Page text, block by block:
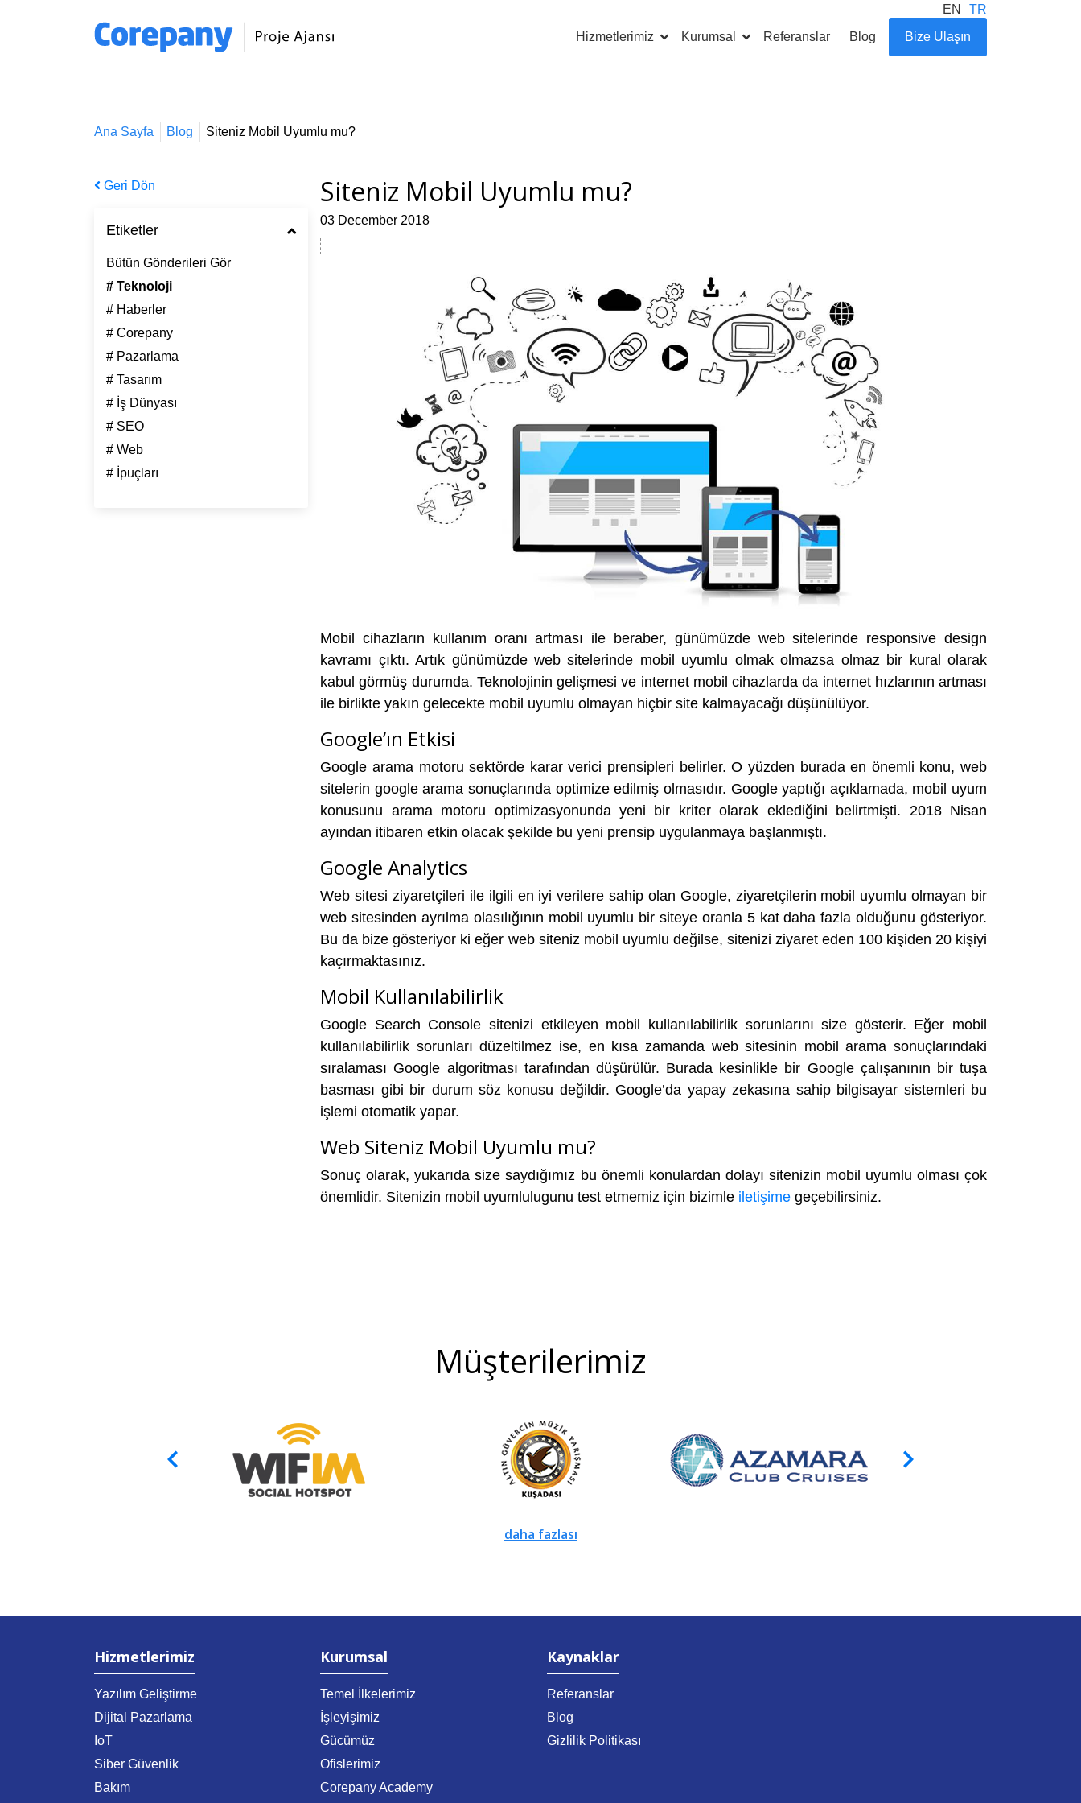
Hizmetlerimiz Kurumsal Referanslar Blog
EN
TR
Bize Ulaşın
Ana Sayfa Blog Siteniz Mobil Uyumlu mu?
Geri Dön
Etiketler
Bütün Gönderileri Gör
# Teknoloji
# Haberler
# Corepany
# Pazarlama
# Tasarım
# İş Dünyası
# SEO
# Web
# İpuçları
Siteniz Mobil Uyumlu mu?
03 December 2018
Mobil cihazların kullanım oranı artması ile beraber, günümüzde web sitelerinde responsive design
kavramı çıktı. Artık günümüzde web sitelerinde mobil uyumlu olmak olmazsa olmaz bir kural olarak
kabul görmüş durumda. Teknolojinin gelişmesi ve internet mobil cihazlarda da internet hızlarının artması
ile birlikte yakın gelecekte mobil uyumlu olmayan hiçbir site kalmayacağı düşünülüyor.
Google’ın Etkisi
Google arama motoru sektörde karar verici prensipleri belirler. O yüzden burada en önemli konu, web
sitelerin google arama sonuçlarında optimize edilmiş olmasıdır. Google yaptığı açıklamada, mobil uyum
konusunu arama motoru optimizasyonunda yeni bir kriter olarak eklediğini belirtmişti. 2018 Nisan
ayından itibaren etkin olacak şekilde bu yeni prensip uygulanmaya başlanmıştı.
Google Analytics
Web sitesi ziyaretçileri ile ilgili en iyi verilere sahip olan Google, ziyaretçilerin mobil uyumlu olmayan bir
web sitesinden ayrılma olasılığının mobil uyumlu bir siteye oranla 5 kat daha fazla olduğunu gösteriyor.
Bu da bize gösteriyor ki eğer web siteniz mobil uyumlu değilse, sitenizi ziyaret eden 100 kişiden 20 kişiyi
kaçırmaktasınız.
Mobil Kullanılabilirlik
Google Search Console sitenizi etkileyen mobil kullanılabilirlik sorunlarını size gösterir. Eğer mobil
kullanılabilirlik sorunları düzeltilmez ise, en kısa zamanda web sitesinin mobil arama sonuçlarındaki
sıralaması Google algoritması tarafından düşürülür. Burada kesinlikle bir Google çalışanının bir tuşa
basması gibi bir durum söz konusu değildir. Google’da yapay zekasına sahip bilgisayar sistemleri bu
işlemi otomatik yapar.
Web Siteniz Mobil Uyumlu mu?
Sonuç olarak, yukarıda size saydığımız bu önemli konulardan dolayı sitenizin mobil uyumlu olması çok
önemlidir. Sitenizin mobil uyumlulugunu test etmemiz için bizimle iletişime geçebilirsiniz.
Müşterilerimiz
daha fazlası
Hizmetlerimiz
Yazılım Geliştirme
Dijital Pazarlama
IoT
Siber Güvenlik
Bakım
Kurumsal
Temel İlkelerimiz
İşleyişimiz
Gücümüz
Ofislerimiz
Corepany Academy
Kaynaklar
Referanslar
Blog
Gizlilik Politikası